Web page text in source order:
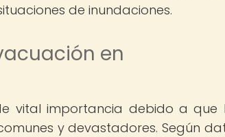
de inundaciones.
en
vital importancia debido a que
y devastadores. Según